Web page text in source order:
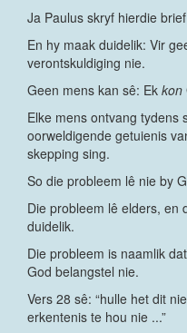
Ja Paulus skryf hierdie
En hy maak duidelik: Vir
verontskuldiging nie.
Geen mens kan sê: Ek kon
Elke mens ontvang tydens
oorweldigende getuienis
skepping sing.
So die probleem lê nie by
Die probleem lê elders, en
duidelik.
Die probleem is naamlik
God belangstel nie.
Vers 28 sê: “hulle het dit
erkentenis te hou nie ...”